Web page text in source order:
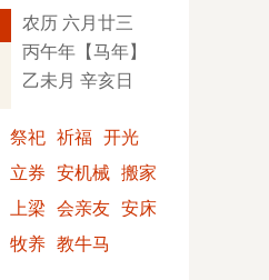
农历 六月廿三
丙午年【马年】
乙未月 辛亥日
祭祀 祈福 开光
立券 安机械 搬家
上梁 会亲友 安床
牧养 教牛马